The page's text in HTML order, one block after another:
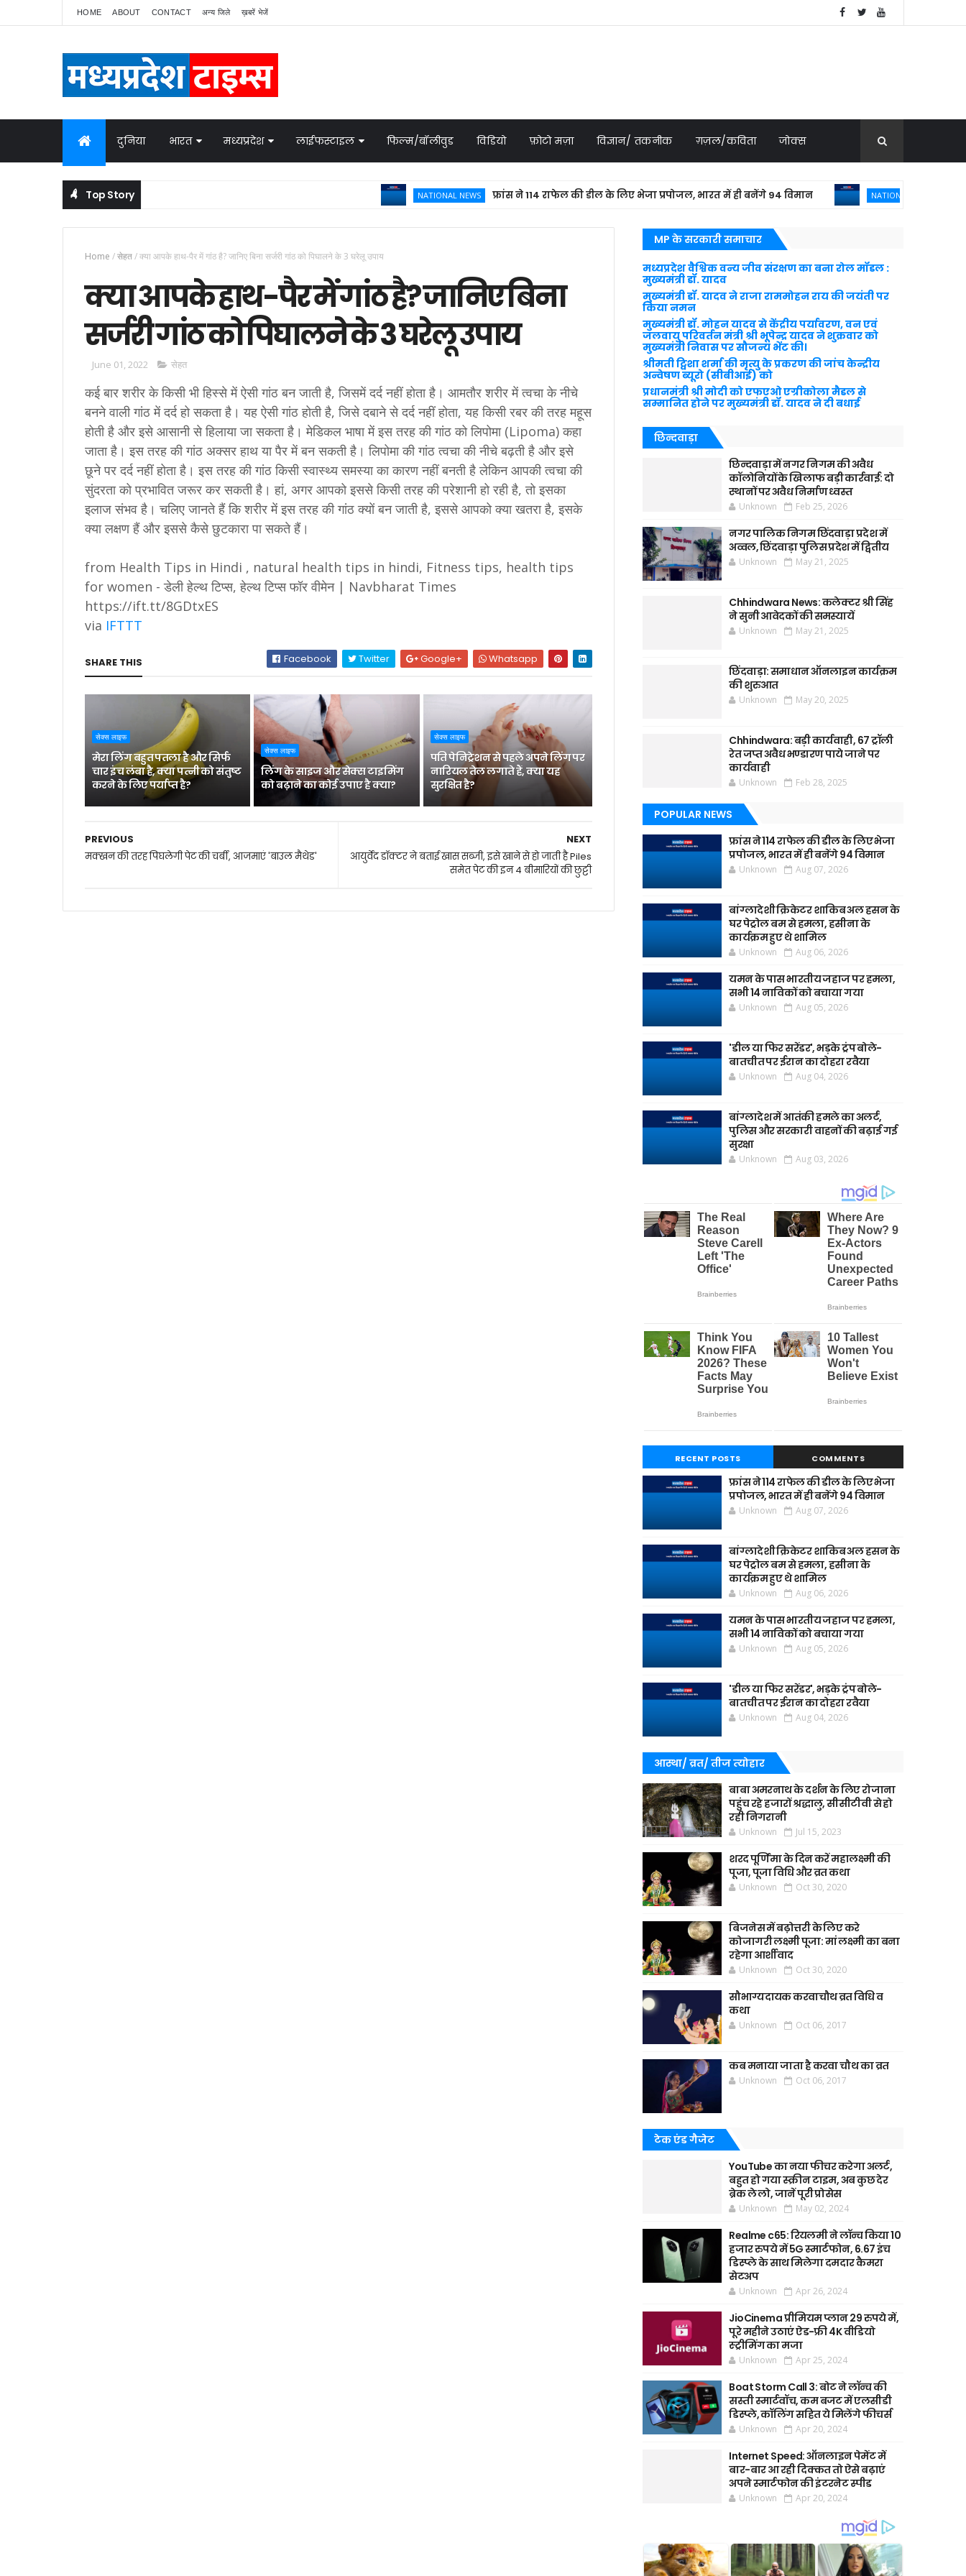
HOME ABOUT CONTACT अन्य जिले ख़बरें भेजें
दुनिया भारत मध्यप्रदेश लाईफस्टाइल फिल्म/बॉलीवुड विडियो फ़ोटो मज़ा विज्ञान/ तकनीक ग़ज़ल/कविता जोक्स
Top Story NATIONAL NEWS फ्रांस ने 114 राफेल की डील के लिए भेजा प्रपोजल, भारत में ही बनेंगे 94 विमान NATIONAL NEWS
Home /सेहत/क्या आपके हाथ-पैर में गांठ है? जानिए बिना सर्जरी गांठ को पिघालने के 3 घरेलू उपाय
क्या आपके हाथ-पैर में गांठ है? जानिए बिना
सर्जरी गांठ को पिघालने के 3 घरेलू उपाय
June 01, 2022 सेहत
कई बार शरीर के किसी भी हिस्से में ऐसी गांठ बन जाती है, जिसमें दर्द नहीं होता है। आमतौर शरीर में त्वचा के नीचे
बनने वाली गांठ में दर्द हो सकता है। यह ऐसी गांठ होती है, जिसे दबाने से दर्द नहीं होता, यह किसी रबर की तरह महूस
होती है और इसे आसानी से हिलाया जा सकता है। मेडिकल भाषा में इस तरह की गांठ को लिपोमा (Lipoma) कहा
जाता है। इस तरह की गांठ अक्सर हाथ या पैर में बन सकती है। लिपोमा की गांठ त्वचा की नीचे बढ़ती है और इसे
छूने पर दर्द नहीं होता है। इस तरह की गांठ किसी स्वास्थ्य समस्या का कारण नहीं बनती है लेकिन आपकी त्वचा की
सुंदरता को प्रभावित जरूर कर सकती है। हां, अगर आपको इससे किसी तरह की परेशानी हो रही है, तो इसका
इलाज संभव है। चलिए जानते हैं कि शरीर में इस तरह की गांठ क्यों बन जाती है, इससे आपको क्या खतरा है, इसके
क्या लक्षण हैं और इससे कैसे छुटकारा पा सकते हैं।
from Health Tips in Hindi , natural health tips in hindi, Fitness tips, health tips
for women - डेली हेल्थ टिप्स, हेल्थ टिप्स फॉर वीमेन | Navbharat Times
https://ift.tt/8GDtxES
via IFTTT
SHARE THIS Facebook Twitter Google+ Whatsapp
सेक्स लाइफ
मेरा लिंग बहुत पतला है और सिर्फ
चार इंच लंबा है, क्या पत्नी को संतुष्ट
करने के लिए पर्याप्त है?
सेक्स लाइफ
लिंग के साइज और सेक्स टाइमिंग
को बढ़ाने का कोई उपाए है क्या?
सेक्स लाइफ
पति पेनिट्रेशन से पहले अपने लिंग पर
नारियल तेल लगाते हैं, क्या यह
सुरक्षित है?
NEXT
आयुर्वेद डॉक्टर ने बताई खास सब्जी, इसे खाने से हो जाती है Piles
समेत पेट की इन 4 बीमारियों की छुट्टी
PREVIOUS
मक्‍खन की तरह पिघलेगी पेट की चर्बी, आजमाएं 'बाउल मैथेड'
MP के सरकारी समाचार
मध्यप्रदेश वैश्विक वन्य जीव संरक्षण का बना रोल मॉडल :
मुख्यमंत्री डॉ. यादव
मुख्यमंत्री डॉ. यादव ने राजा राममोहन राय की जयंती पर
किया नमन
मुख्यमंत्री डॉ. मोहन यादव से केंद्रीय पर्यावरण, वन एवं
जलवायु परिवर्तन मंत्री श्री भूपेन्द्र यादव ने शुक्रवार को
मुख्यमंत्री निवास पर सौजन्य भेंट की।
श्रीमती ट्विशा शर्मा की मृत्यु के प्रकरण की जांच केन्द्रीय
अन्वेषण ब्यूरो (सीबीआई) को
प्रधानमंत्री श्री मोदी को एफएओ एग्रीकोला मैडल से
सम्मानित होने पर मुख्यमंत्री डॉ. यादव ने दी बधाई
छिन्दवाड़ा
छिन्दवाड़ा में नगर निगम की अवैध
कॉलोनियों के खिलाफ बड़ी कार्रवाई: दो
स्थानों पर अवैध निर्माण ध्वस्त
Unknown Feb 25, 2026
नगर पालिक निगम छिंदवाड़ा प्रदेश में
अव्वल, छिंदवाड़ा पुलिस प्रदेश में द्वितीय
Unknown May 21, 2025
Chhindwara News: कलेक्टर श्री सिंह
ने सुनी आवेदकों की समस्यायें
Unknown May 21, 2025
छिंदवाड़ा: समाधान ऑनलाइन कार्यक्रम
की शुरुआत
Unknown May 20, 2025
Chhindwara: बड़ी कार्यवाही, 67 ट्रॉली
रेत जप्त अवैध भण्डारण पाये जाने पर
कार्यवाही
Unknown Feb 28, 2025
POPULAR NEWS
फ्रांस ने 114 राफेल की डील के लिए भेजा
प्रपोजल, भारत में ही बनेंगे 94 विमान
Unknown Aug 07, 2026
बांग्लादेशी क्रिकेटर शाकिब अल हसन के
घर पेट्रोल बम से हमला, हसीना के
कार्यक्रम हुए थे शामिल
Unknown Aug 06, 2026
यमन के पास भारतीय जहाज पर हमला,
सभी 14 नाविकों को बचाया गया
Unknown Aug 05, 2026
'डील या फिर सरेंडर', भड़के ट्रंप बोले-
बातचीत पर ईरान का दोहरा रवैया
Unknown Aug 04, 2026
बांग्लादेश में आतंकी हमले का अलर्ट,
पुलिस और सरकारी वाहनों की बढ़ाई गई
सुरक्षा
Unknown Aug 03, 2026
RECENT POSTS COMMENTS
फ्रांस ने 114 राफेल की डील के लिए भेजा
प्रपोजल, भारत में ही बनेंगे 94 विमान
Unknown Aug 07, 2026
बांग्लादेशी क्रिकेटर शाकिब अल हसन के
घर पेट्रोल बम से हमला, हसीना के
कार्यक्रम हुए थे शामिल
Unknown Aug 06, 2026
यमन के पास भारतीय जहाज पर हमला,
सभी 14 नाविकों को बचाया गया
Unknown Aug 05, 2026
'डील या फिर सरेंडर', भड़के ट्रंप बोले-
बातचीत पर ईरान का दोहरा रवैया
Unknown Aug 04, 2026
आस्था/ व्रत/ तीज त्‍योहार
बाबा अमरनाथ के दर्शन के लिए रोजाना
पहुंच रहे हजारों श्रद्धालु, सीसीटीवी से हो
रही निगरानी
Unknown Jul 15, 2023
शरद पूर्णिमा के दिन करें महालक्ष्मी की
पूजा, पूजा विधि और व्रत कथा
Unknown Oct 30, 2020
बिजनेस में बढ़ोत्तरी के लिए करे
कोजागरी लक्ष्मी पूजा: मां लक्ष्मी का बना
रहेगा आर्शीवाद
Unknown Oct 30, 2020
सौभाग्यदायक करवाचौथ व्रत विधि व
कथा
Unknown Oct 06, 2017
कब मनाया जाता है करवा चौथ का व्रत
Unknown Oct 06, 2017
टेक एंड गैजेट
YouTube का नया फीचर करेगा अलर्ट,
बहुत हो गया स्क्रीन टाइम, अब कुछ देर
ब्रेक ले लो, जानें पूरी प्रोसेस
Unknown May 02, 2024
Realme c65: रियलमी ने लॉन्च किया 10
हजार रुपये में 5G स्मार्टफोन, 6.67 इंच
डिस्प्ले के साथ मिलेगा दमदार कैमरा
सेटअप
Unknown Apr 26, 2024
JioCinema प्रीमियम प्लान 29 रुपये में,
पूरे महीने उठाएं ऐड-फ्री 4K वीडियो
स्ट्रीमिंग का मजा
Unknown Apr 25, 2024
Boat Storm Call 3: बोट ने लॉन्च की
सस्ती स्मार्टवॉच, कम बजट में एलसीडी
डिस्प्ले, कॉलिंग सहित ये मिलेंगे फीचर्स
Unknown Apr 20, 2024
Internet Speed: ऑनलाइन पेमेंट में
बार-बार आ रही दिक्कत तो ऐसे बढ़ाएं
अपने स्मार्टफोन की इंटरनेट स्पीड
Unknown Apr 20, 2024